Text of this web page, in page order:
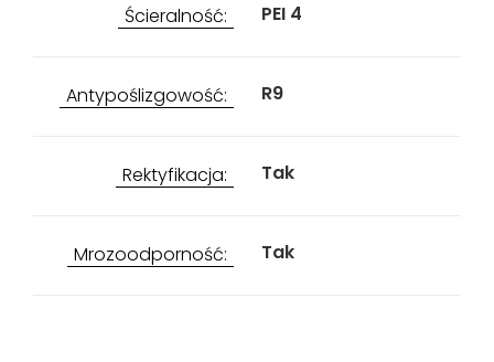
Ścieralność: PEI 4
Antypoślizgowość: R9
Rektyfikacja: Tak
Mrozoodporność: Tak